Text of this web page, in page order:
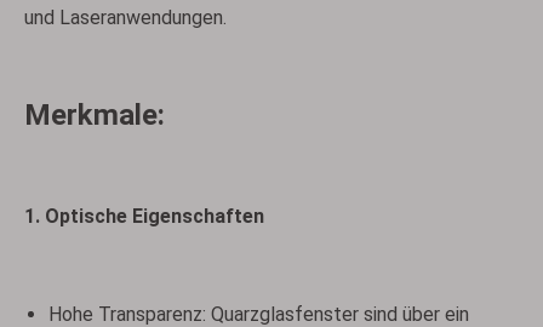
und Laseranwendungen.
Merkmale:
1. Optische Eigenschaften
Hohe Transparenz: Quarzglasfenster sind über ein